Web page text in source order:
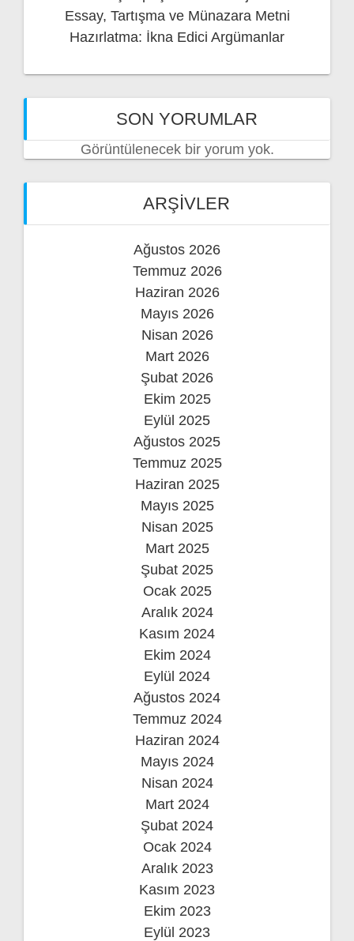
Essay, Tartışma ve Münazara Metni
Hazırlatma: İkna Edici Argümanlar
SON YORUMLAR
Görüntülenecek bir yorum yok.
ARŞIVLER
Ağustos 2026
Temmuz 2026
Haziran 2026
Mayıs 2026
Nisan 2026
Mart 2026
Şubat 2026
Ekim 2025
Eylül 2025
Ağustos 2025
Temmuz 2025
Haziran 2025
Mayıs 2025
Nisan 2025
Mart 2025
Şubat 2025
Ocak 2025
Aralık 2024
Kasım 2024
Ekim 2024
Eylül 2024
Ağustos 2024
Temmuz 2024
Haziran 2024
Mayıs 2024
Nisan 2024
Mart 2024
Şubat 2024
Ocak 2024
Aralık 2023
Kasım 2023
Ekim 2023
Eylül 2023